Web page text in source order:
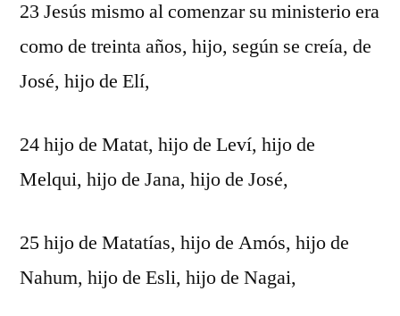
23 Jesús mismo al comenzar su ministerio era
como de treinta años, hijo, según se creía, de
José, hijo de Elí,
24 hijo de Matat, hijo de Leví, hijo de
Melqui, hijo de Jana, hijo de José,
25 hijo de Matatías, hijo de Amós, hijo de
Nahum, hijo de Esli, hijo de Nagai,